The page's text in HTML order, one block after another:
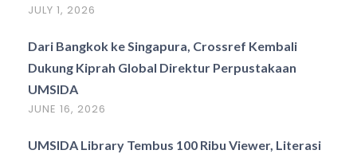
JULY 1, 2026
Dari Bangkok ke Singapura, Crossref Kembali
Dukung Kiprah Global Direktur Perpustakaan
UMSIDA
JUNE 16, 2026
UMSIDA Library Tembus 100 Ribu Viewer, Literasi